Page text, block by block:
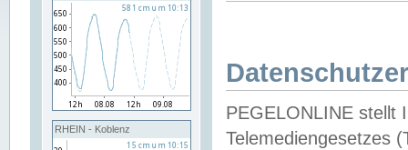
RHEIN - Koblenz
PEGELONLINE stellt
Telemediengesetzes